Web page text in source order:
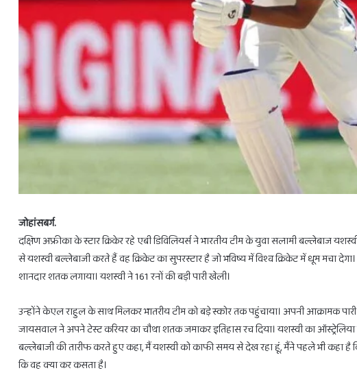
जोहांसबर्ग.
दक्षिण अफ्रीका के स्टार क्रिकेर रहे एबी डिविलियर्स ने भारतीय टीम के युवा सलामी बल्लेबाज
से यशस्वी बल्लेबाजी करते हैं वह क्रिकेट का सुपरस्टार है जो भविष्य में विश्व क्रिकेट में धूम मचा
शानदार शतक लगाया। यशस्वी ने 161 रनों की बड़ी पारी खेली।
उन्होंने केएल राहुल के साथ मिलकर भातरीय टीम को बड़े स्कोर तक पहुंचाया। अपनी आक्रामक
जायसवाल ने अपने टेस्ट करियर का चौथा शतक जमाकर इतिहास रच दिया। यशस्वी का
बल्लेबाजी की तारीफ करते हुए कहा, मैं यशस्वी को काफी समय से देख रहा हूं, मैंने पहले भी कहा है
कि वह क्या कर कसता है।
28
से
3
को